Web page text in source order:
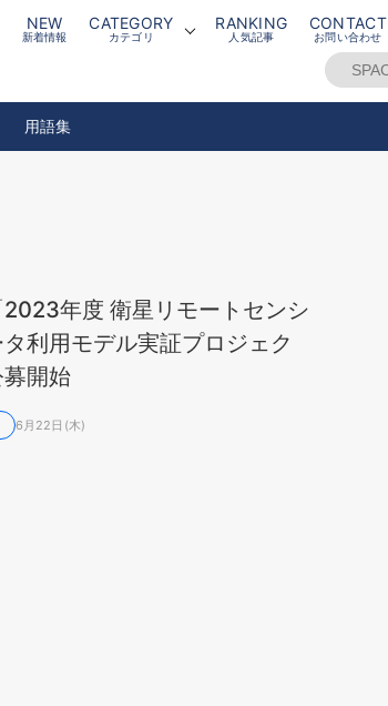
NEW
新着情報
CATEGORY
カテゴリ
RANKING
人気記事
CONTACT
お問い合わせ
用語集
年度 衛星リモートセンシ
利用モデル実証プロジェク
募開始
6月22日(木)